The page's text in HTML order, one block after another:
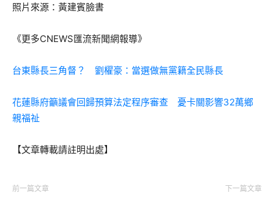
照片來源：黃建賓臉書
《更多CNEWS匯流新聞網報導》
台東縣長三角督？ 劉櫂豪：當選做無黨籍全民縣長
花蓮縣府籲議會回歸預算法定程序審查 憂卡關影響32萬鄉
親福祉
【文章轉載請註明出處】
前一篇文章 下一篇文章